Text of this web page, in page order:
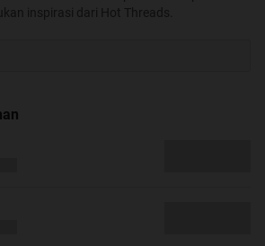
inspirasi dari Hot Threads.